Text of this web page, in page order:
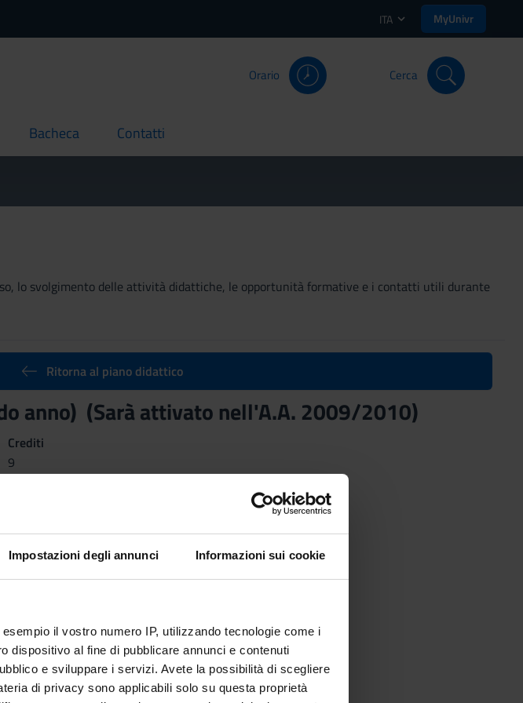
Impostazioni degli annunci Informazioni sui cookie
il vostro numero IP, utilizzando tecnologie come i
dispositivo al fine di pubblicare annunci e contenuti
e sviluppare i servizi. Avete la possibilità di scegliere
di privacy sono applicabili solo su questa proprietà
ITA MyUnivr
Orario Cerca
Bacheca
current Contatti
current
lo svolgimento delle attività didattiche, le opportunità formative e i contatti utili durante
Ritorna al piano didattico
anno) (Sarà attivato nell'A.A. 2009/2010)
Crediti
9